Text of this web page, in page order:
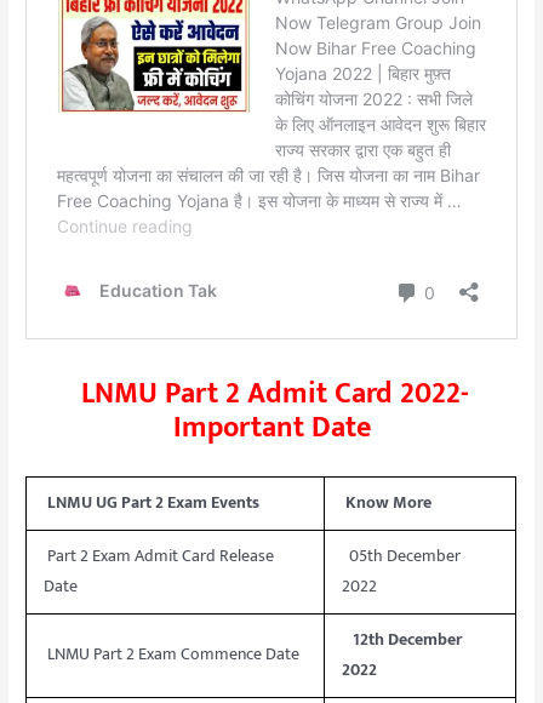
LNMU Part 2 Admit Card 2022-
Important Date
LNMU UG Part 2 Exam Events
Know More
Part 2 Exam Admit Card Release
Date
05th December
2022
LNMU Part 2 Exam Commence Date
12th December
2022